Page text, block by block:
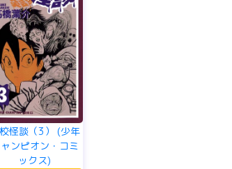
怪談（3） (少年
ンピオン・コミ
ックス)